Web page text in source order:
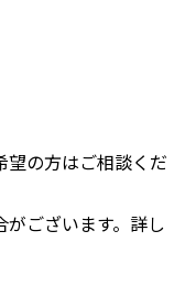
の方はご相談くだ
ございます。詳し